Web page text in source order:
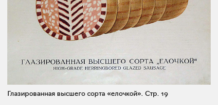
Глазированная высшего сорта «елочкой». Стр. 19